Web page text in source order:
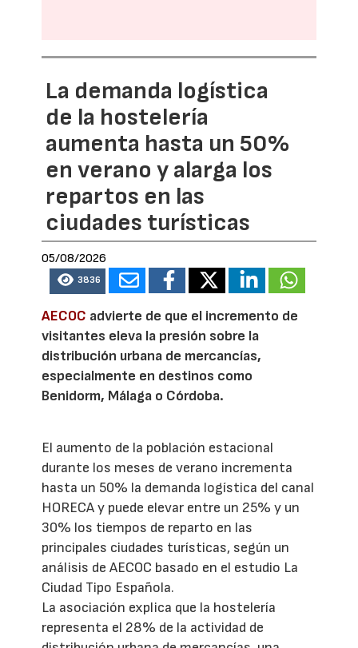
La demanda logística
de la hostelería
aumenta hasta un 50%
en verano y alarga los
repartos en las
ciudades turísticas
05/08/2026
3836
AECOC advierte de que el incremento de
visitantes eleva la presión sobre la
distribución urbana de mercancías,
especialmente en destinos como
Benidorm, Málaga o Córdoba.
El aumento de la población estacional
durante los meses de verano incrementa
hasta un 50% la demanda logística del canal
HORECA y puede elevar entre un 25% y un
30% los tiempos de reparto en las
principales ciudades turísticas, según un
análisis de AECOC basado en el estudio La
Ciudad Tipo Española.
La asociación explica que la hostelería
representa el 28% de la actividad de